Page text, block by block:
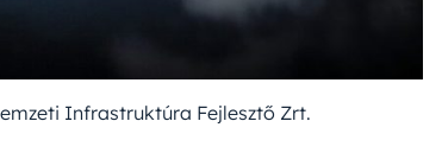
Infrastruktúra Fejlesztő Zrt.